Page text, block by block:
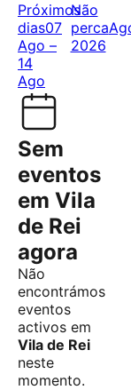
Próximos
dias07
Ago –
14
Ago
Não
perca
2026
Sem
eventos
em Vila
de Rei
agora
Não
encontrámos
eventos
activos em
Vila de Rei
neste
momento.